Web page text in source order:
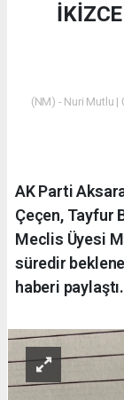
(NM) - Nuri Mutlu |
AK Parti
Çeçen, Tayfur
Meclis Üyesi
süredir
haberi paylaştı.